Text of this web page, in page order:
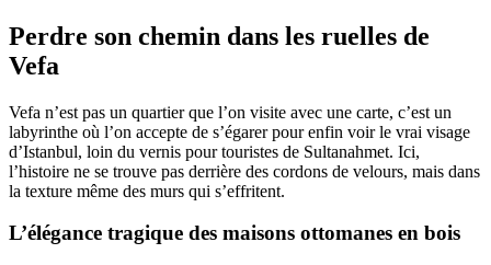
Perdre son chemin dans les ruelles de
Vefa
Vefa n’est pas un quartier que l’on visite avec une carte, c’est un
labyrinthe où l’on accepte de s’égarer pour enfin voir le vrai visage
d’Istanbul, loin du vernis pour touristes de Sultanahmet. Ici,
l’histoire ne se trouve pas derrière des cordons de velours, mais dans
la texture même des murs qui s’effritent.
L’élégance tragique des maisons ottomanes en bois